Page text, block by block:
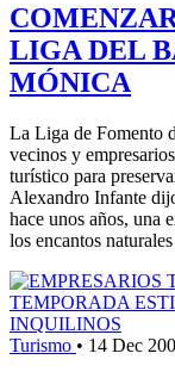
LIGA DEL
MÓNICA
La Liga de Fomento
vecinos y
turístico para
Alexandro Infante
hace unos años, una
los encantos
Turismo • 14 Dec